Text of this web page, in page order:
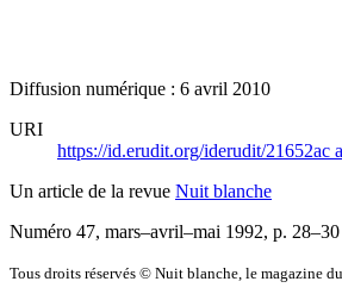
Diffusion numérique : 6 avril 2010
URI
https://id.erudit.org/iderudit/21652ac
Un article de la revue Nuit blanche
Numéro 47, mars–avril–mai 1992, p. 28–30
Tous droits réservés © Nuit blanche, le magazine